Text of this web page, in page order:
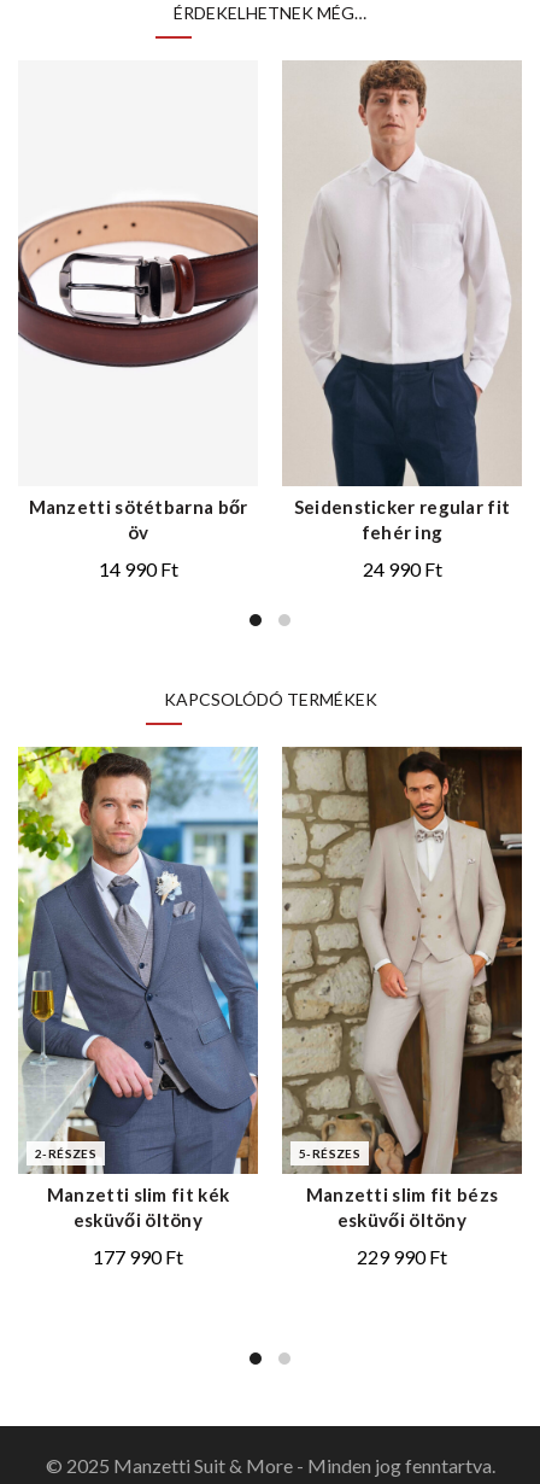
ÉRDEKELHETNEK MÉG…
Manzetti sötétbarna bőr
öv
14 990Ft
Seidensticker regular fit
fehér ing
24 990Ft
KAPCSOLÓDÓ TERMÉKEK
2-RÉSZES
Manzetti slim fit kék
esküvői öltöny
177 990Ft
5-RÉSZES
Manzetti slim fit bézs
esküvői öltöny
229 990Ft
© 2025 Manzetti Suit & More - Minden jog fenntartva.